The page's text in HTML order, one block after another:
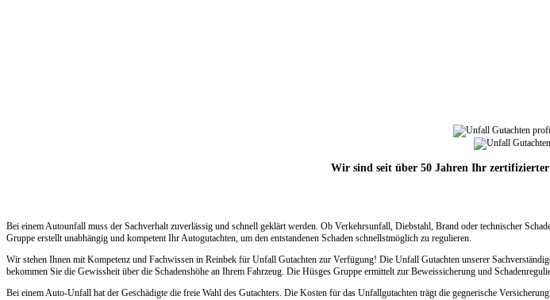
Wir sind seit über 50 Jahren Ihr
Bei einem Autounfall muss der Sachverhalt zuverlässig und schnell geklärt werden. Ob Verkehrsunfall, Diebstahl, Brand oder technischer
Gruppe erstellt unabhängig und kompetent Ihr Autogutachten, um den entstandenen Schaden schnellstmöglich zu regulieren.
Wir stehen Ihnen mit Kompetenz und Fachwissen in Reinbek für Unfall Gutachten zur Verfügung! Die Unfall Gutachten unserer
bekommen Sie die Gewissheit über die Schadenshöhe an Ihrem Fahrzeug. Die Hüsges Gruppe ermittelt zur Beweissicherung und
Bei einem Auto-Unfall hat der Geschädigte die freie Wahl des Gutachters. Die Kosten für das Unfallgutachten trägt die gegnerische